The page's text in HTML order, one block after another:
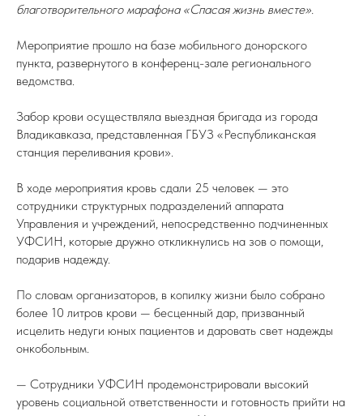
благотворительного марафона «Спасая жизнь вместе».
Мероприятие прошло на базе мобильного донорского
пункта, развернутого в конференц-зале регионального
ведомства.
Забор крови осуществляла выездная бригада из города
Владикавказа, представленная ГБУЗ «Республиканская
станция переливания крови».
В ходе мероприятия кровь сдали 25 человек — это
сотрудники структурных подразделений аппарата
Управления и учреждений, непосредственно подчиненных
УФСИН, которые дружно откликнулись на зов о помощи,
подарив надежду.
По словам организаторов, в копилку жизни было собрано
более 10 литров крови — бесценный дар, призванный
исцелить недуги юных пациентов и даровать свет надежды
онкобольным.
— Сотрудники УФСИН продемонстрировали высокий
уровень социальной ответственности и готовность прийти на